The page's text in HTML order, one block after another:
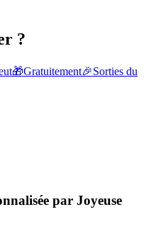
?
🎁Gratuitement🎉Sorties du
par Joyeuse